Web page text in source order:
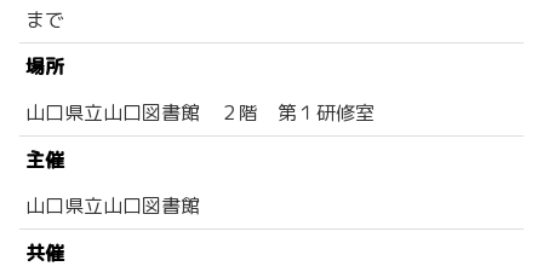
まで
場所
山口県立山口図書館 ２階 第１研修室
主催
山口県立山口図書館
共催